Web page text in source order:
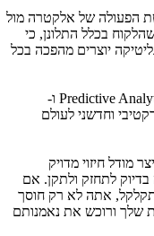
הפעולה של אלקטרה מול
בכלל התלונן, כי
יוצרים מהפכה בכל
Predictive ו-
וחדשני לעולם
מודל חיזוי מדויק
בדיוק לתחזק ולתקן. אם
אתה לא רק חוסך
שלך ורוכש את נאמנותם